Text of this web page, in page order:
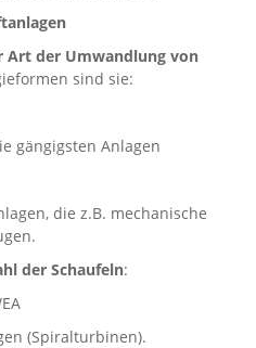
Art der Umwandlung von
sind sie:
gängigsten Anlagen
die z.B. mechanische
der Schaufeln:
(Spiralturbinen).